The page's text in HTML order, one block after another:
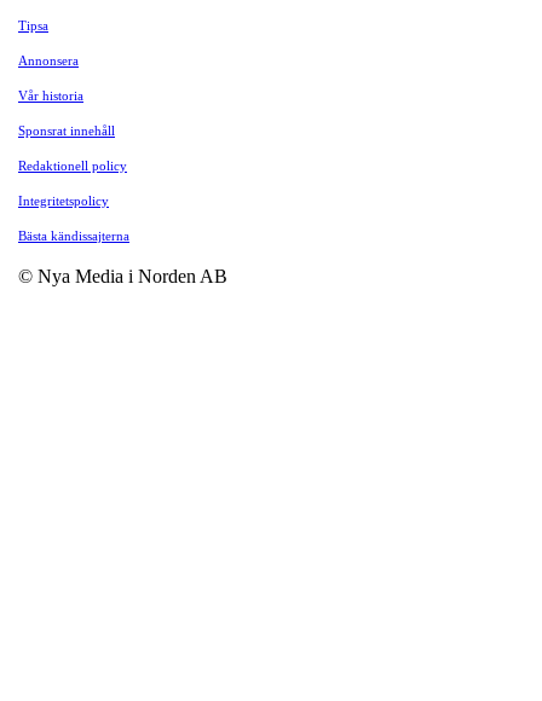
Tipsa
Annonsera
Vår historia
Sponsrat innehåll
Redaktionell policy
Integritetspolicy
Bästa kändissajterna
© Nya Media i Norden AB